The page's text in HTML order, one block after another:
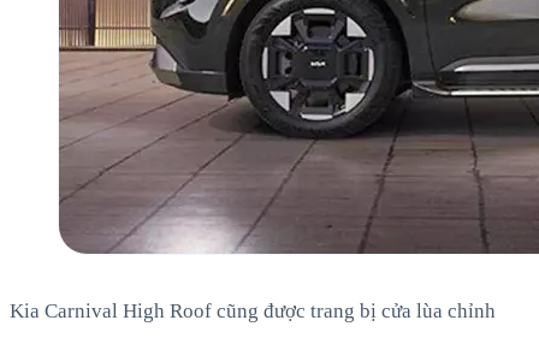
Kia Carnival High Roof cũng được trang bị cửa lùa chỉnh